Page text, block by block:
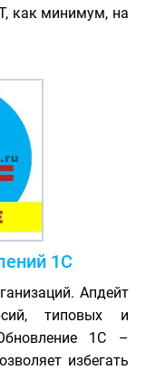
как минимум, на
1С
Апдейт
типовых и
1С –
избегать